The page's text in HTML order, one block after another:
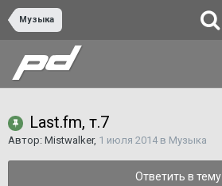
Музыка
Last.fm, т.7
Автор: Mistwalker, 1 июля 2014в Музыка
Ответить в тему